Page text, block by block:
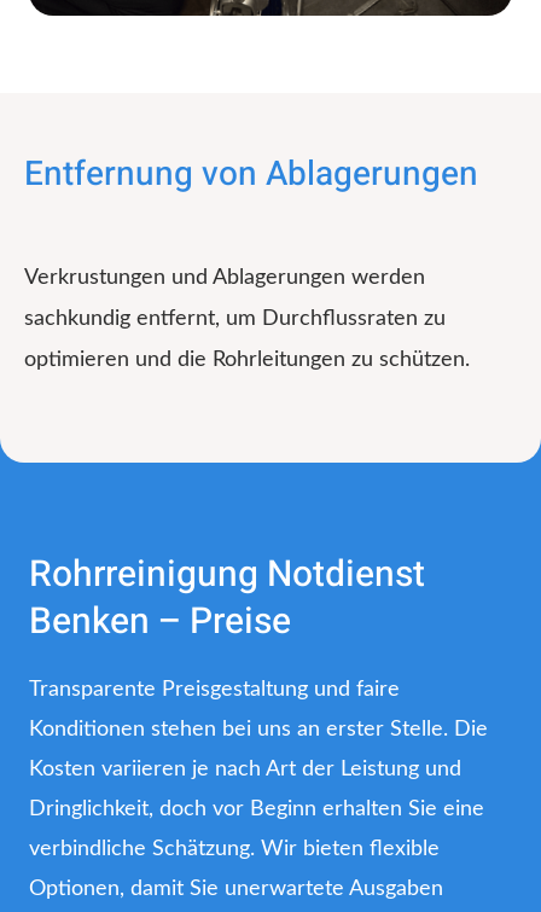
Entfernung von Ablagerungen
Verkrustungen und Ablagerungen werden
sachkundig entfernt, um Durchflussraten zu
optimieren und die Rohrleitungen zu schützen.
Rohrreinigung Notdienst
Benken – Preise
Transparente Preisgestaltung und faire
Konditionen stehen bei uns an erster Stelle. Die
Kosten variieren je nach Art der Leistung und
Dringlichkeit, doch vor Beginn erhalten Sie eine
verbindliche Schätzung. Wir bieten flexible
Optionen, damit Sie unerwartete Ausgaben